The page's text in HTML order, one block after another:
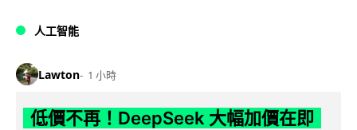
人工智能
Lawton 1 小時
低價不再！DeepSeek 大幅加價在即